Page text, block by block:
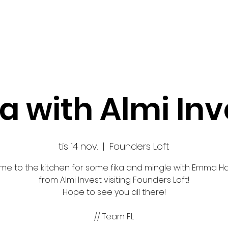
with Almi
tis 14 nov.
  |
Founders Loft
to the kitchen for some fika and mingle with Emma
from Almi Invest visiting Founders Loft!
Hope to see you all there!
// Team FL